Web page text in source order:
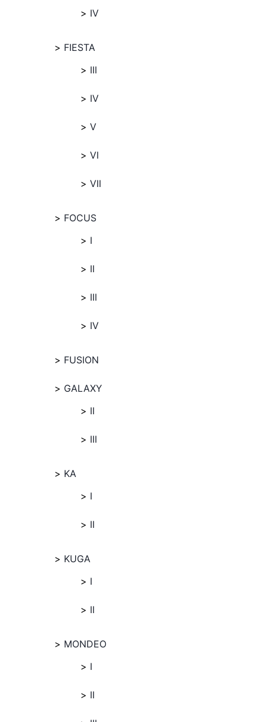
IV
FIESTA
III
IV
V
VI
VII
FOCUS
I
II
III
IV
FUSION
GALAXY
II
III
KA
I
II
KUGA
I
II
MONDEO
I
II